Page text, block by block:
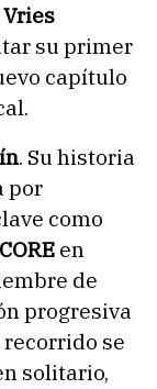
su primer
capítulo
. Su historia
por
como
CORE en
de
progresiva
recorrido se
solitario,